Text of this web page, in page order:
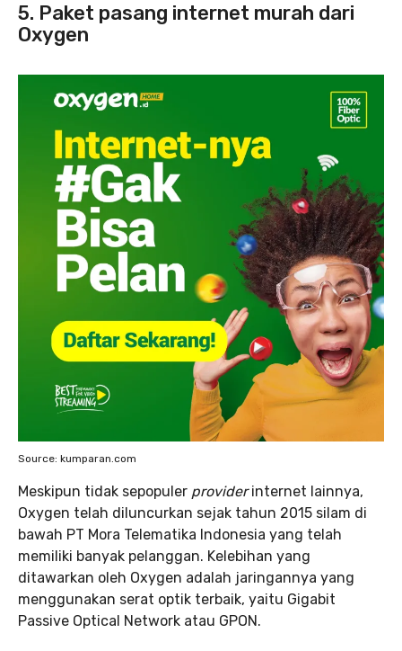
5. Paket pasang internet murah dari
Oxygen
Source: kumparan.com
Meskipun tidak sepopuler providerinternet lainnya,
Oxygen telah diluncurkan sejak tahun 2015 silam di
bawah PT Mora Telematika Indonesia yang telah
memiliki banyak pelanggan. Kelebihan yang
ditawarkan oleh Oxygen adalah jaringannya yang
menggunakan serat optik terbaik, yaitu Gigabit
Passive Optical Network atau GPON.